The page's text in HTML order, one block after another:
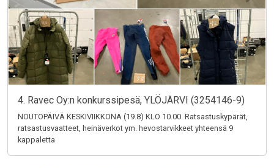
4. Ravec Oy:n konkurssipesä, YLÖJÄRVI (3254146-9)
NOUTOPÄIVÄ KESKIVIIKKONA (19.8) KLO 10.00. Ratsastuskypärät,
ratsastusvaatteet, heinäverkot ym. hevostarvikkeet yhteensä 9
kappaletta